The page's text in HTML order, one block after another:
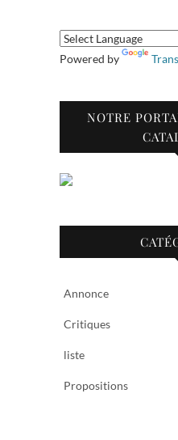
Powered by
NOTRE
Annonce
Critiques
liste
Propositions